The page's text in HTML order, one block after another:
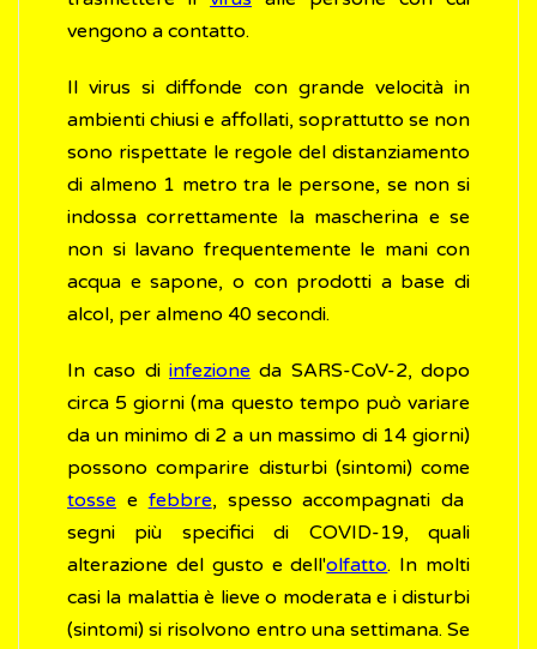
vengono a contatto.
Il virus si diffonde con grande velocità in
ambienti chiusi e affollati, soprattutto se non
sono rispettate le regole del distanziamento
di almeno 1 metro tra le persone, se non si
indossa correttamente la mascherina e se
non si lavano frequentemente le mani con
acqua e sapone, o con prodotti a base di
alcol, per almeno 40 secondi.
In caso di infezione da SARS-CoV-2, dopo
circa 5 giorni (ma questo tempo può variare
da un minimo di 2 a un massimo di 14 giorni)
possono comparire disturbi (sintomi) come
tosse e febbre, spesso accompagnati da
segni più specifici di COVID-19, quali
alterazione del gusto e dell'olfatto. In molti
casi la malattia è lieve o moderata e i disturbi
(sintomi) si risolvono entro una settimana. Se